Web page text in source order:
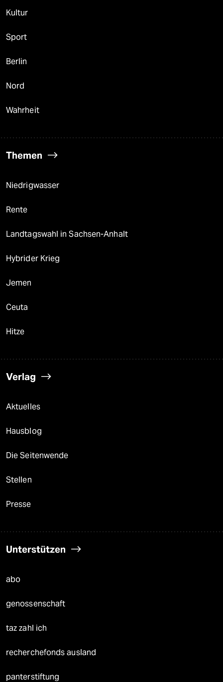
Kultur
Sport
Berlin
Nord
Wahrheit
Themen
Niedrigwasser
Rente
Landtagswahl in Sachsen-Anhalt
Hybrider Krieg
Jemen
Ceuta
Hitze
Verlag
Aktuelles
Hausblog
Die Seitenwende
Stellen
Presse
Unterstützen
abo
genossenschaft
taz zahl ich
recherchefonds ausland
panterstiftung